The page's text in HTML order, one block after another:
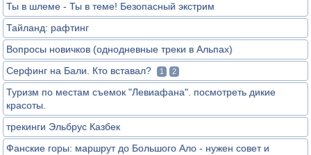
Ты в шлеме - Ты в теме! Безопасный экстрим
Тайланд: рафтинг
Вопросы новичков (однодневные треки в Альпах)
Серфинг на Бали. Кто вставал?
1 2
Туризм по местам съемок "Левиафана". посмотреть дикие
красоты.
трекинги Эльбрус Казбек
Фанские горы: маршрут до Большого Ало - нужен совет и